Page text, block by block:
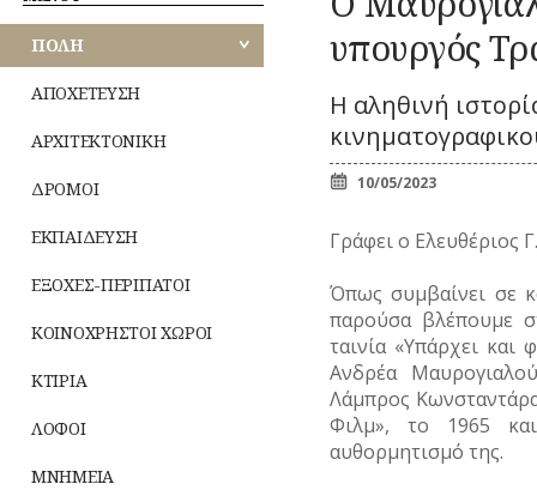
ΚΟΙΝΟΧΡΗΣΤΟΙ
ΧΩΡΟΙ
ΚΤΙΡΙΑ
ΜΝΗΜΕΙΑ
ΝΑΟΙ-ΜΟΝΕΣ
ΝΕΚΡΟΤΑΦΕΙΑ
ΠΕΡΙΧΩΡΑ
ΠΛΗΘΥΣΜΟΣ
ΠΟΤΑΜΟΙ
ΚΟΜΙΚΣ
ΣΚΙΤΣΑ
(ΓΕΛΟΙΟΓΡΑΦΙΕΣ)
–
ΠΟΙΗΣΗ
(ΟΛΥΜΠΙΣΜΟΣ)
ΤΗΛΕΟΡΑΣΗ
ΦΩΤΟΓΡΑΦΙΑ
ΑΘΗΝΩΝ
ΑΝΑΤΟΛΙΚΗΣ
ΕΟΡΤΕΣ
ΞΩΚΚΛΗΣΙΑ
ΠΑΝΗΓΥΡΙΑ
ΒΙΟΣ
Λατρεία
Φυτά
Μύθοι
Παροιμίες
Αινίγματα
ΠΟΛΗ
ΑΠΟΧΕΤΕΥΣΗ
ΑΡΧΙΤΕΚΤΟΝΙΚΗ
ΔΡΟΜΟΙ
ΕΚΠΑΙΔΕΥΣΗ
ΕΞΟΧΕΣ-ΠΕΡΙΠΑΤΟΙ
ΚΟΙΝΟΧΡΗΣΤΟΙ ΧΩΡΟΙ
ΚΤΙΡΙΑ
ΛΟΦΟΙ
ΜΝΗΜΕΙΑ
υπουργός
Η αληθινή
10/05/2023
Γράφει ο Ελευθέριος
Όπως συμβαίνει σε
παρούσα βλέπουμε
ταινία «Υπάρχει
Ανδρέα
Λάμπρος
Φιλμ», το 1965
αυθορμητισμό της.